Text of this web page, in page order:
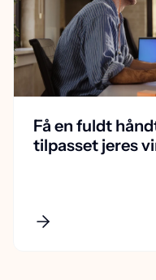
Få en fuldt
tilpasset jeres